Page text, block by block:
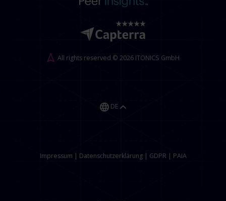
All rights reserved © 2026 ITONICS GmbH
DE
Impressum | Datenschutzerklärung| GDPR | PAIA